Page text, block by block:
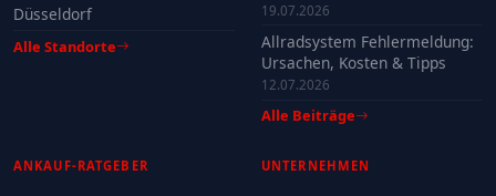
Düsseldorf
Alle Standorte
19.07.2026
Allradsystem Fehlermeldung:
Ursachen, Kosten & Tipps
12.07.2026
Alle Beiträge
ANKAUF-RATGEBER UNTERNEHMEN